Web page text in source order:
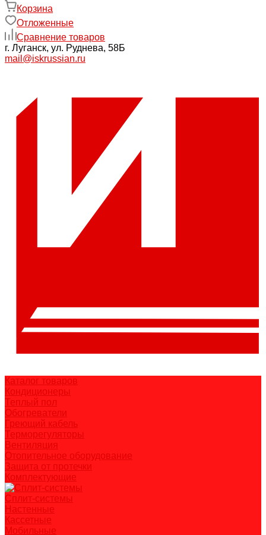
Корзина
Отложенные
Сравнение товаров
г. Луганск, ул. Руднева, 58Б
mail@iskrussian.ru
Каталог товаров
Кондиционеры
Теплый пол
Обогреватели
Греющий кабель
Терморегуляторы
Вентиляция
Отопительное оборудование
Защита от протечки
Комплектующие
Сплит-системы
Настенные
Кассетные
Мобильные